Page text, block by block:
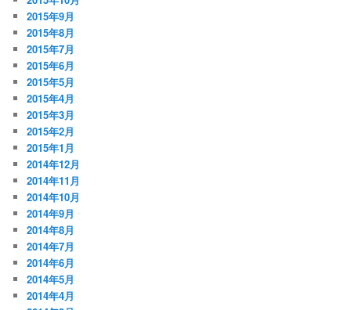
2015年9月
2015年8月
2015年7月
2015年6月
2015年5月
2015年4月
2015年3月
2015年2月
2015年1月
2014年12月
2014年11月
2014年10月
2014年9月
2014年8月
2014年7月
2014年6月
2014年5月
2014年4月